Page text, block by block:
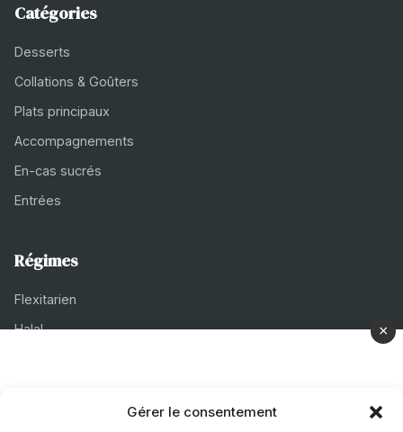
Gérer le consentement
Catégories
Desserts
Collations & Goûters
Plats principaux
Accompagnements
En-cas sucrés
Entrées
Régimes
Flexitarien
Halal
×